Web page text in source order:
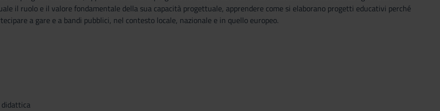
il ruolo e il valore fondamentale della sua capacità progettuale, apprendere come si elaborano progetti educativi perché
a gare e a bandi pubblici, nel contesto locale, nazionale e in quello europeo.
didattica